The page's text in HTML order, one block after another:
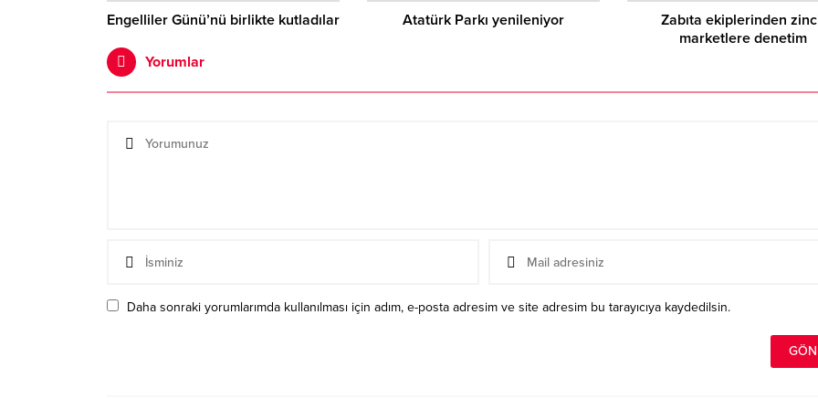
Engelliler Günü’nü birlikte kutladılar Atatürk Parkı yenileniyor
Zabıta ekiplerinden
marketlere denetim
Yorumlar
Daha sonraki yorumlarımda kullanılması için adım, e-posta adresim ve site adresim bu tarayıcıya kaydedilsin.